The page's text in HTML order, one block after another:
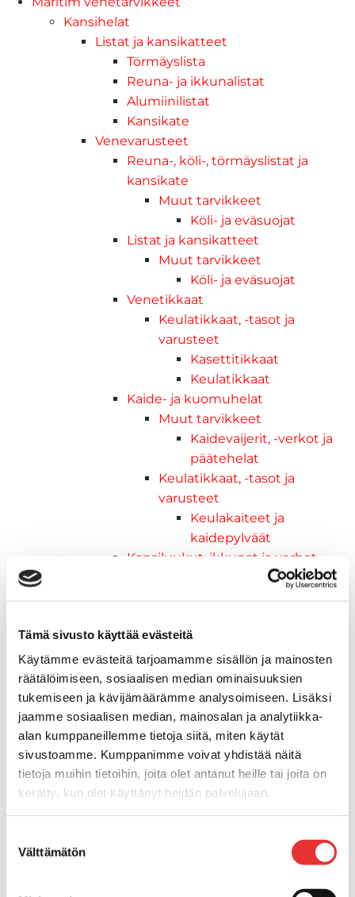
Tämä sivusto käyttää evästeitä
Käytämme evästeitä tarjoamamme sisällön ja mainosten
räätälöimiseen, sosiaalisen median ominaisuuksien
tukemiseen ja kävijämäärämme analysoimiseen. Lisäksi
jaamme sosiaalisen median, mainosalan ja analytiikka-
alan kumppaneillemme tietoja siitä, miten käytät
sivustoamme. Kumppanimme voivat yhdistää näitä
tietoja muihin tietoihin, joita olet antanut heille tai joita on
kerätty, kun olet käyttänyt heidän palvelujaan.
valinta
Välttämätön
Kansihelat
Listat ja kansikatteet
Törmäyslista
Reuna- ja ikkunalistat
Alumiinilistat
Kansikate
Venevarusteet
Reuna-, köli-, törmäyslistat ja
kansikate
Muut tarvikkeet
Köli- ja eväsuojat
Listat ja kansikatteet
Muut tarvikkeet
Köli- ja eväsuojat
Venetikkaat
Keulatikkaat, -tasot ja
varusteet
Kasettitikkaat
Keulatikkaat
Kaide- ja kuomuhelat
Muut tarvikkeet
Kaidevaijerit, -verkot ja
päätehelat
Keulatikkaat, -tasot ja
varusteet
Keulakaiteet ja
kaidepylväät
Kansiluukut, ikkunat ja verhot
Luukut, hyttysverkot ja
Hyttysverkot
Verhot
Venetikkaat
Uimatikkaat
Kasettitikkaat
Keulatikkaat
Köysitikkaat
Kiinnikkeet ja tukijalat
Kävelysillat
Muut kiinnityshelat